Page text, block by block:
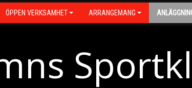
ÖPPEN VERKSAMHET ARRANGEMANG